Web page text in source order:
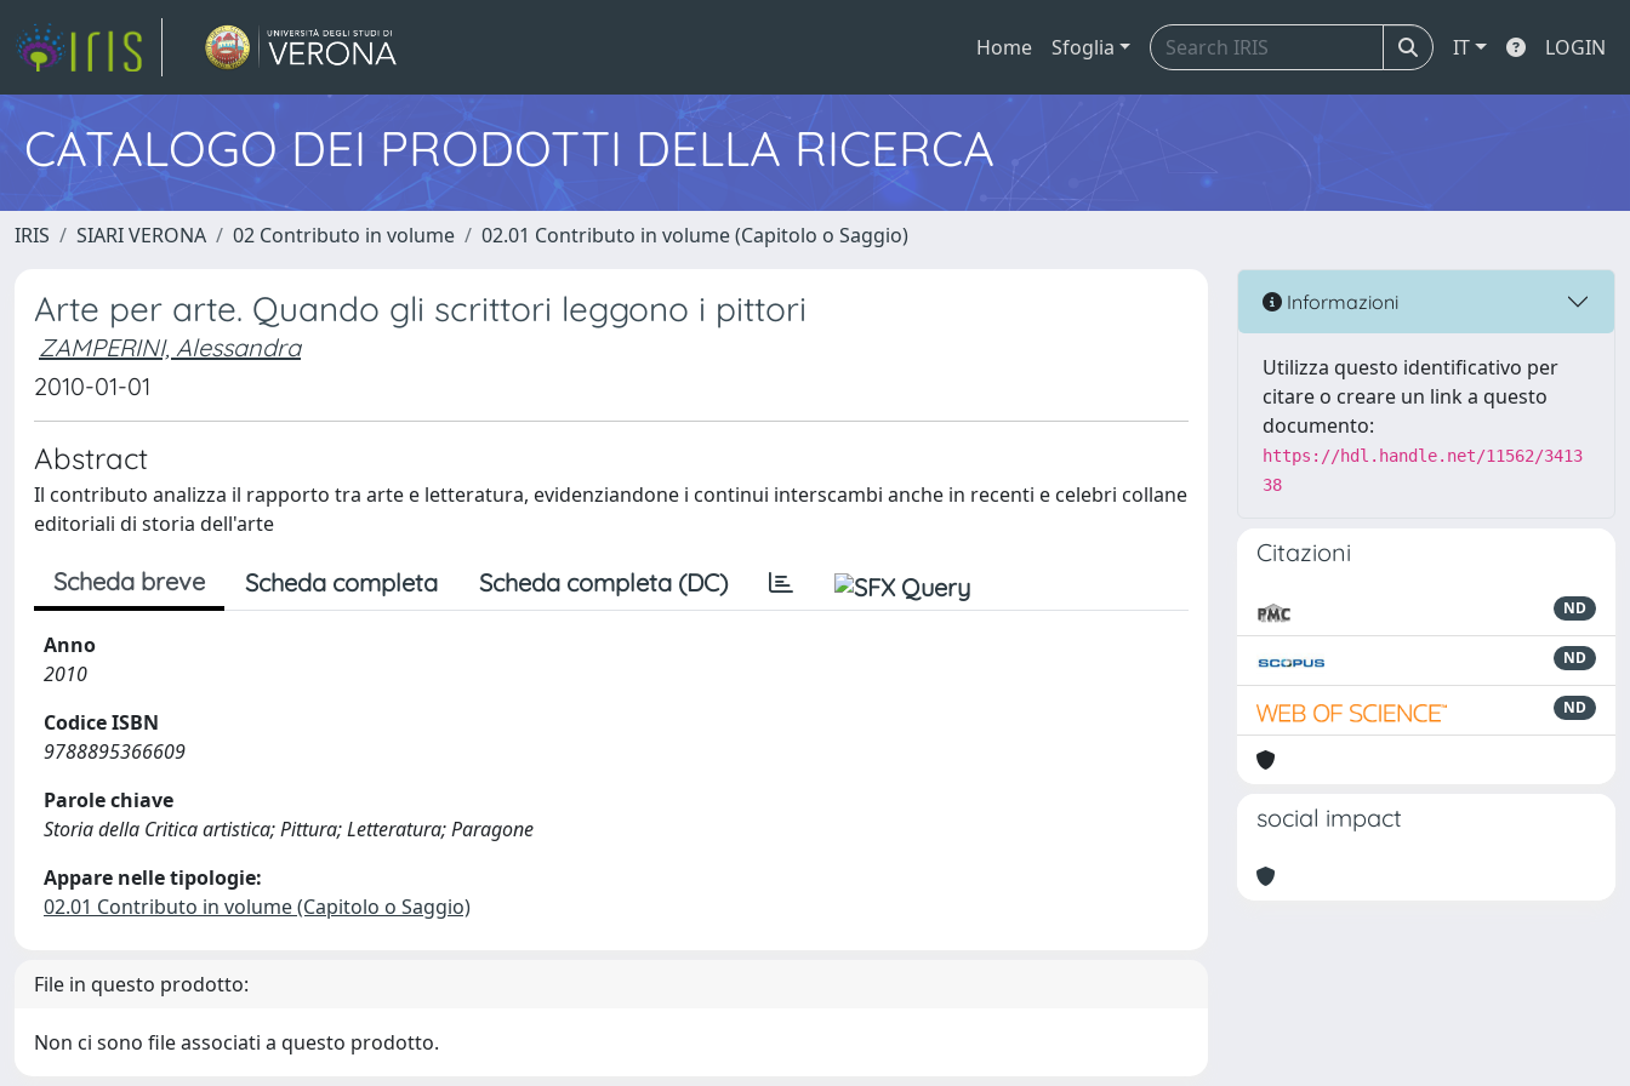
Home Sfoglia IT LOGIN
CATALOGO DEI PRODOTTI DELLA RICERCA
IRIS SIARI VERONA 02 Contributo in volume 02.01 Contributo in volume (Capitolo o Saggio)
Arte per arte. Quando gli scrittori leggono i pittori
ZAMPERINI, Alessandra
2010-01-01
Abstract
Il contributo analizza il rapporto tra arte e letteratura, evidenziandone i continui interscambi anche in recenti e celebri collane
editoriali di storia dell'arte
Scheda breve Scheda completa Scheda completa (DC)
Anno
2010
Codice ISBN
9788895366609
Parole chiave
Storia della Critica artistica; Pittura; Letteratura; Paragone
Appare nelle tipologie:
02.01 Contributo in volume (Capitolo o Saggio)
File in questo prodotto:
Non ci sono file associati a questo prodotto.
Informazioni
Utilizza questo identificativo per
citare o creare un link a questo
documento:
https://hdl.handle.net/11562/3413
38
Citazioni
ND
ND
ND
social impact